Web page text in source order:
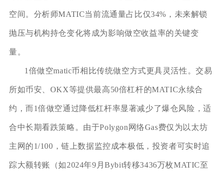
空间。分析师MATIC当前流通量占比仅34%，未来解锁
抛压与机构持仓变化将成为影响做空收益率的关键变
量。
1倍做空matic币相比传统做空方式更具灵活性。交易
所如币安、OKX等提供最高50倍杠杆的MATIC永续合
约，而1倍做空通过降低杠杆率显著减少了爆仓风险，适
合中长期看跌策略。由于Polygon网络Gas费仅为以太坊
主网的1/100，链上数据监控成本极低，投资者可实时追
踪大额转账（如2024年9月Bybit转移3436万枚MATIC至